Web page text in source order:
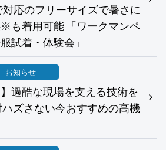
対応のフリーサイズで暑さに
も着用可能 「ワークマンペ
試着・体験会」
お知らせ
】過酷な現場を支える技術を
ズさない今おすすめの高機